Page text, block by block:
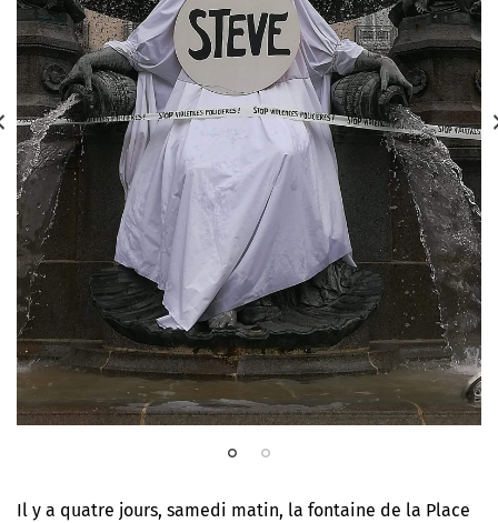
Il y a quatre jours, samedi matin, la fontaine de la Place